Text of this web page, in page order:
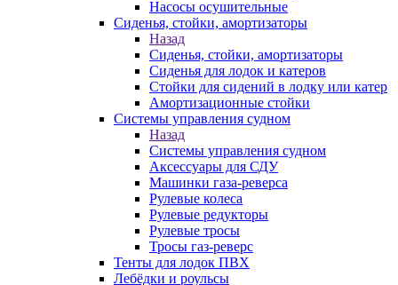
Насосы осушительные
Сиденья, стойки, амортизаторы
Назад
Сиденья, стойки, амортизаторы
Сиденья для лодок и катеров
Стойки для сидений в лодку или катер
Амортизационные стойки
Системы управления судном
Назад
Системы управления судном
Аксессуары для СДУ
Машинки газа-реверса
Рулевые колеса
Рулевые редукторы
Рулевые тросы
Тросы газ-реверс
Тенты для лодок ПВХ
Лебёдки и роульсы